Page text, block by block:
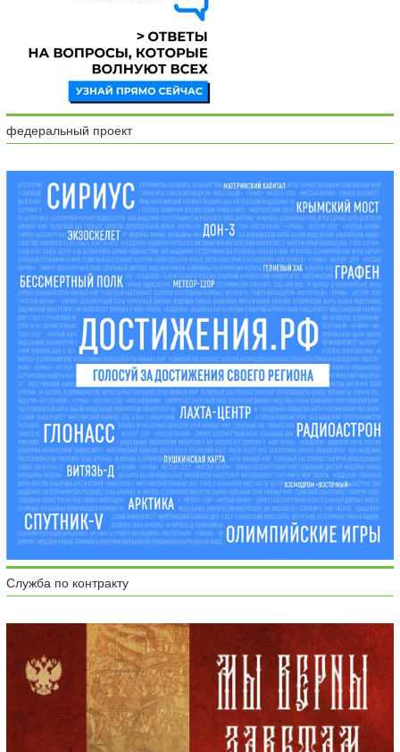
федеральный проект
Служба по контракту